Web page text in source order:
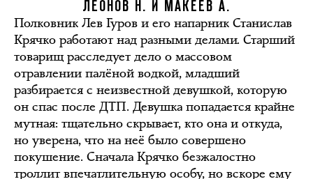
ЛЕОНОВ Н. И МАКЕЕВ А.
Полковник Лев Гуров и его напарник Станислав
Крячко работают над разными делами. Старший
товарищ расследует дело о массовом
отравлении палёной водкой, младший
разбирается с неизвестной девушкой, которую
он спас после ДТП. Девушка попадается крайне
мутная: тщательно скрывает, кто она и откуда,
но уверена, что на неё было совершено
покушение. Сначала Крячко безжалостно
троллит впечатлительную особу, но вскоре ему